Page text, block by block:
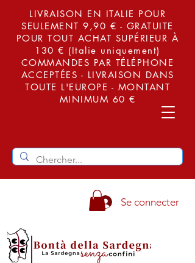
LIVRAISON EN ITALIE POUR
SEULEMENT 9,90 € - GRATUITE
POUR TOUT ACHAT SUPÉRIEUR À
130 € (Italie uniquement)
COMMANDES PAR TÉLÉPHONE
ACCEPTÉES - LIVRAISON DANS
TOUTE L'EUROPE - MONTANT
MINIMUM 60 €
Se connecter